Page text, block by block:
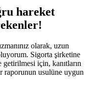
hareket
olarak, uzun
Sigorta şirketine
için, kanıtların
raporunun usulüne uygun